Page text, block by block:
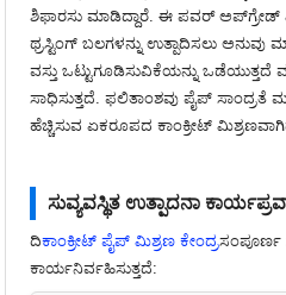
ಶಿಫಾರಸು ಮಾಡಿದ್ದಾರೆ. ಈ ಪವರ್
ಥ್ರಸ್ಟಿಂಗ್ ಬಲಗಳನ್ನು ಉತ್ಪಾದಿಸಲು
ವಸ್ತು ಒಟ್ಟುಗೂಡಿಸುವಿಕೆಯನ್ನು ಒಡೆಯುತ್ತದೆ
ಸಾಧಿಸುತ್ತದೆ. ಫಲಿತಾಂಶವು ಪೈಪ್ ಸಾಂದ್ರತೆ
ಹೆಚ್ಚಿಸುವ ಏಕರೂಪದ ಕಾಂಕ್ರೀಟ್
ಸುವ್ಯವಸ್ಥಿತ ಉತ್ಪಾದನಾ
ದಿಕಾಂಕ್ರೀಟ್ ಪೈಪ್ ಮಿಶ್ರಣ ಕೇಂದ್ರ
ಕಾರ್ಯನಿರ್ವಹಿಸುತ್ತದೆ:
ಪ್ಲಾಂಟ್ | 1000 ...